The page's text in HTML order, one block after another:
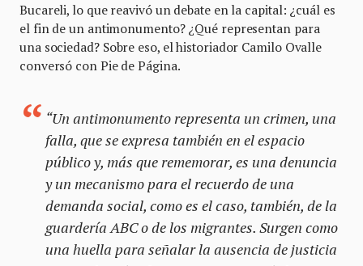
Bucareli, lo que reavivó un debate en la capital: ¿cuál es
el fin de un antimonumento? ¿Qué representan para
una sociedad? Sobre eso, el historiador Camilo Ovalle
conversó con Pie de Página.
“Un antimonumento representa un crimen, una
falla, que se expresa también en el espacio
público y, más que rememorar, es una denuncia
y un mecanismo para el recuerdo de una
demanda social, como es el caso, también, de la
guardería ABC o de los migrantes. Surgen como
una huella para señalar la ausencia de justicia